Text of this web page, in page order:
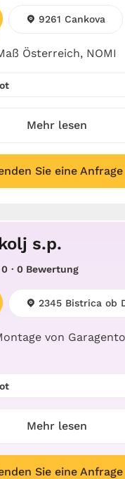
Österreich, NOMI
9261 Cankova
Mehr lesen
Sie eine Anfrage
s.p.
0 · 0 Bewertung
von
2345 Bistrica ob
Mehr lesen
Sie eine Anfrage